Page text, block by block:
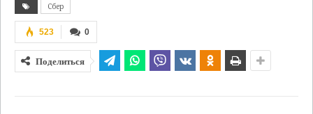
Сбер
0
523
Поделиться